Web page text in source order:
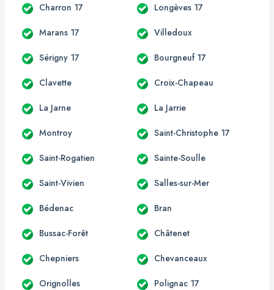
Charron 17 Longèves 17
Marans 17 Villedoux
Sérigny 17 Bourgneuf 17
Clavette Croix-Chapeau
La Jarne La Jarrie
Montroy Saint-Christophe 17
Saint-Rogatien Sainte-Soulle
Saint-Vivien Salles-sur-Mer
Bédenac Bran
Bussac-Forêt Châtenet
Chepniers Chevanceaux
Orignolles Polignac 17